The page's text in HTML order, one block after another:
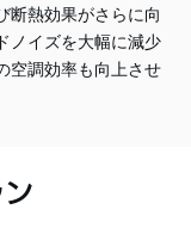
断熱効果がさらに向
ノイズを大幅に減少
空調効率も向上させ